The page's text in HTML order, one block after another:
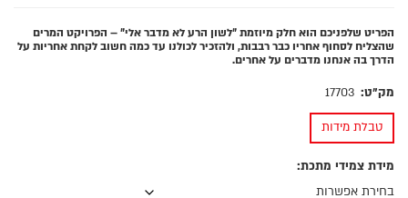
הפריט שלפניכם הוא חלק מיוזמת "לשון הרע לא מדבר אלי" – הפרויקט המרים
שהצליח לסחוף אחריו כבר רבבות, ולהזכיר לכולנו עד כמה חשוב לקחת אחריות על
הדרך בה אנחנו מדברים על אחרים.
מק"ט: 17703
טבלת מידות
מידת צמידי מתכת: